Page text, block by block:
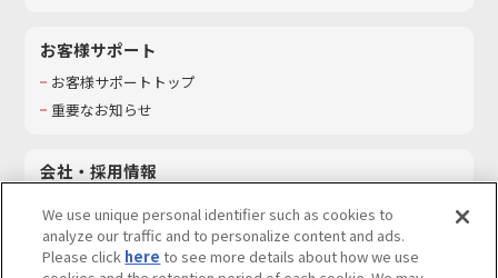
お客様サポート
お客様サポートトップ
重要なお知らせ
会社・採用情報
採用情報
サステナビリティ
We use unique personal identifier such as cookies to
analyze our traffic and to personalize content and ads.
Please click here to see more details about how we use